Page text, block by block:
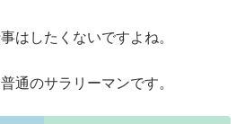
はしたくないですよね。
通のサラリーマンです。